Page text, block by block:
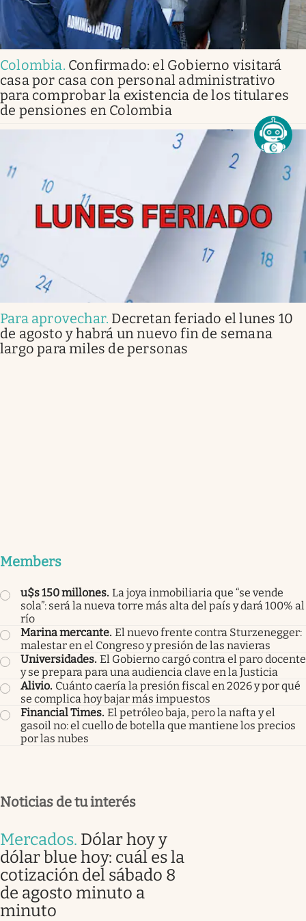
Colombia. Confirmado: el Gobierno visitará
casa por casa con personal administrativo
para comprobar la existencia de los titulares
de pensiones en Colombia
Para aprovechar. Decretan feriado el lunes 10
de agosto y habrá un nuevo fin de semana
largo para miles de personas
Members
u$s 150 millones. La joya inmobiliaria que “se vende
sola”: será la nueva torre más alta del país y dará 100% al
río
Marina mercante. El nuevo frente contra Sturzenegger:
malestar en el Congreso y presión de las navieras
Universidades. El Gobierno cargó contra el paro docente
y se prepara para una audiencia clave en la Justicia
Alivio. Cuánto caería la presión fiscal en 2026 y por qué
se complica hoy bajar más impuestos
Financial Times. El petróleo baja, pero la nafta y el
gasoil no: el cuello de botella que mantiene los precios
por las nubes
Noticias de tu interés
Mercados. Dólar hoy y
dólar blue hoy: cuál es la
cotización del sábado 8
de agosto minuto a
minuto